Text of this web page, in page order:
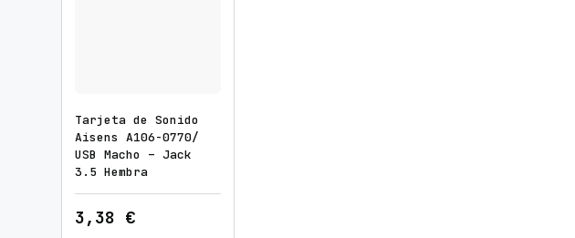
Tarjeta de Sonido
Aisens A106-0770/
USB Macho – Jack
3.5 Hembra
3,38 €